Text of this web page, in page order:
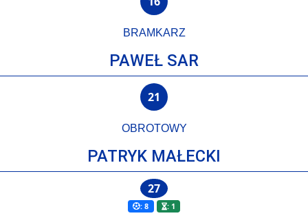
PAWEŁ SAR
BRAMKARZ
PATRYK MAŁECKI
OBROTOWY
21
: 8 : 1
27